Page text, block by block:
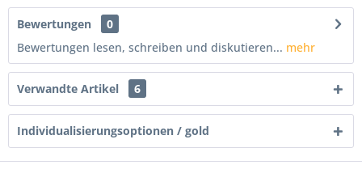
Bewertungen
0
Bewertungen lesen, schreiben und diskutieren... mehr
Verwandte Artikel 6
Individualisierungsoptionen / gold